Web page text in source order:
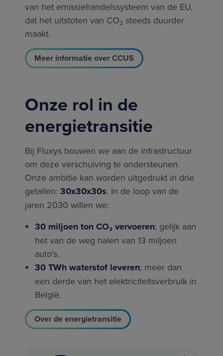
van het emissiehandelssysteem van de EU,
dat het uitstoten van CO₂ steeds duurder
maakt.
Meer informatie over CCUS
Onze rol in de
energietransitie
Bij Fluxys bouwen we aan de infrastructuur
om deze verschuiving te ondersteunen.
Onze ambitie kan worden uitgedrukt in drie
getallen: 30x30x30s. In de loop van de
jaren 2030 willen we:
30 miljoen ton CO₂ vervoeren; gelijk aan
het van de weg halen van 13 miljoen
auto's.
30 TWh waterstof leveren; meer dan
een derde van het elektriciteitsverbruik in
België.
Over de energietransitie